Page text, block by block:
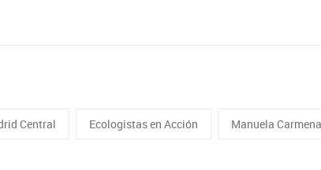
Central Ecologistas en Acción Manuela Carmena